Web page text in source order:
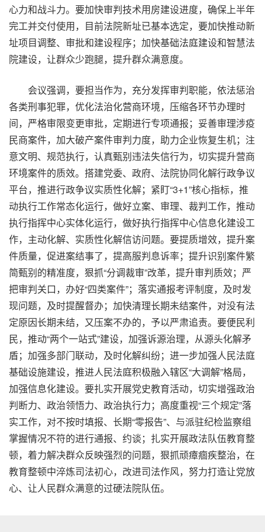
心力和战斗力。要加快审判技术用房建设进度，确保上半年
完工并交付使用，目前法院新址已基本选定，要加快推动新
址项目调整、审批和建设程序；加快基础法庭建设和智慧法
院建设，让群众少跑腿，提升群众满意度。
会议强调，要担当作为，充分发挥审判职能，依法惩治
各类刑事犯罪，优化法治化营商环境，压缩各环节办理时
间，严格审限变更审批，定期进行专项通报；妥善审理涉疫
民商案件，加大破产案件审判力度，助力企业恢复生机；注
意文明、规范执行，认真甄别违法失信行为，切实提升营商
环境案件的质效。搭建党委、政府、法院协同化解行政争议
平台，推进行政争议实质性化解；紧盯“3+1”核心指标，推
动执行工作常态化运行，做好立案、审理、裁判工作，推动
执行指挥中心实体化运行，做好执行指挥中心信息化建设工
作，主动化解、实质性化解信访问题。要提质增效，提升案
件质量，促进案结事了，提高服判息诉率；提升识别案件繁
简甄别的精准度，狠抓“分调裁审”改革，提升审判质效；严
把审判关口，办好“四类案件”；落实通报考评制度，及时发
现问题，及时提醒督办；加快清理长期未结案件，对没有法
定原因长期未结，又压案不办的，予以严肃追责。要便民利
民，推动“两个一站式”建设，加强诉源治理，从源头化解矛
盾；加强多部门联动，及时化解纠纷；进一步加强人民法庭
基础设施建设，推进人民法庭积极融入辖区“大调解”格局，
加强信息化建设。要扎实开展党史教育活动，切实增强政治
判断力、政治领悟力、政治执行力；高度重视“三个规定”落
实工作，对不按时填报、长期“零报告”、与派驻纪检监察组
掌握情况不符的进行通报、约谈；扎实开展政法队伍教育整
顿，着力解决群众反映强烈的问题，狠抓顽瘴痼疾整治，在
教育整顿中淬炼司法初心，改进司法作风，努力打造让党放
心、让人民群众满意的过硬法院队伍。